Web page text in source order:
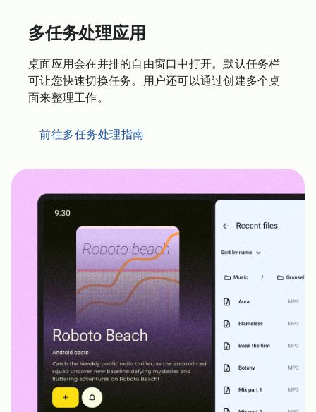
多任务处理应用
桌面应用会在并排的自由窗口中打开。默认任务栏
可让您快速切换任务。用户还可以通过创建多个桌
面来整理工作。
前往多任务处理指南